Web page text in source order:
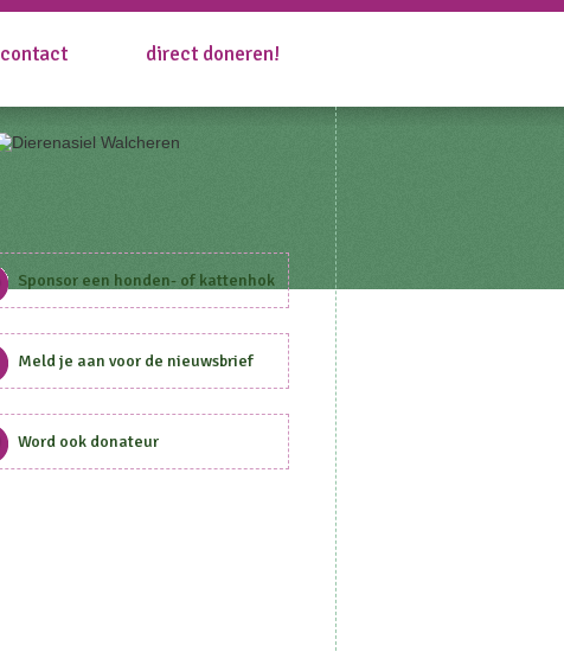
contact direct doneren!
Sponsor een honden- of kattenhok
Meld je aan voor de nieuwsbrief
Word ook donateur